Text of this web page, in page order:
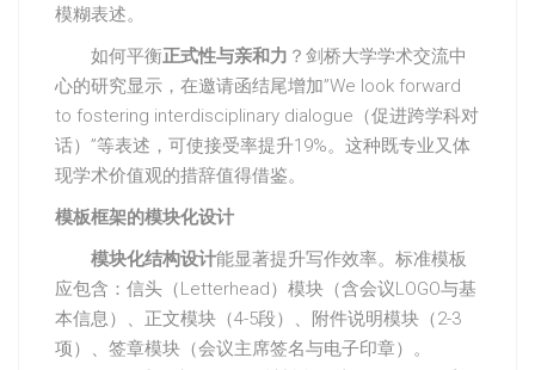
模糊表述。
如何平衡正式性与亲和力 ？剑桥大学学术交流中
心的研究显示，在邀请函结尾增加”We look forward
to fostering interdisciplinary dialogue（促进跨学科对
话）”等表述，可使接受率提升19%。这种既专业又体
现学术价值观的措辞值得借鉴。
模板框架的模块化设计
模块化结构设计能显著提升写作效率。标准模板
应包含：信头（Letterhead）模块（含会议LOGO与基
本信息）、正文模块（4-5段）、附件说明模块（2-3
项）、签章模块（会议主席签名与电子印章）。